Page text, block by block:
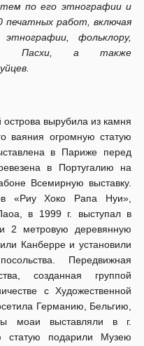
по его этнографии и
работ, включая
фольклору,
Пасхи, а также
вырубила из камня
ваяния огромную статую
в Париже перед
в Португалию на
Всемирную выставку.
«Риу Хоко Рапа Нуи»,
в 1999 г. выступал в
2 метровую деревянную
Канберре и установили
Передвижная
созданная группой
с Художественной
Германию, Бельгию,
моаи выставляли в г.
статую подарили Музею